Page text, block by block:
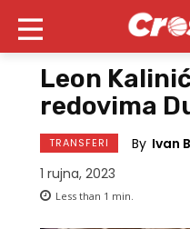
Leon
redovima
TRANSFERI By Ivan
1 rujna, 2023
Less than 1 min.